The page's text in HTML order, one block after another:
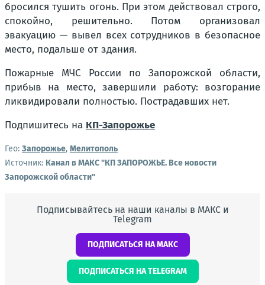
бросился тушить огонь. При этом действовал строго,
спокойно, решительно. Потом организовал
эвакуацию — вывел всех сотрудников в безопасное
место, подальше от здания.
Пожарные МЧС России по Запорожской области,
прибыв на место, завершили работу: возгорание
ликвидировали полностью. Пострадавших нет.
Подпишитесь на КП-Запорожье
Гео: Запорожье, Мелитополь
Источник: Канал в МАКС "КП ЗАПОРОЖЬЕ. Все новости
Запорожской области"
Подписывайтесь на наши каналы в МАКС и
Telegram
ПОДПИСАТЬСЯ НА МАКС
ПОДПИСАТЬСЯ НА TELEGRAM